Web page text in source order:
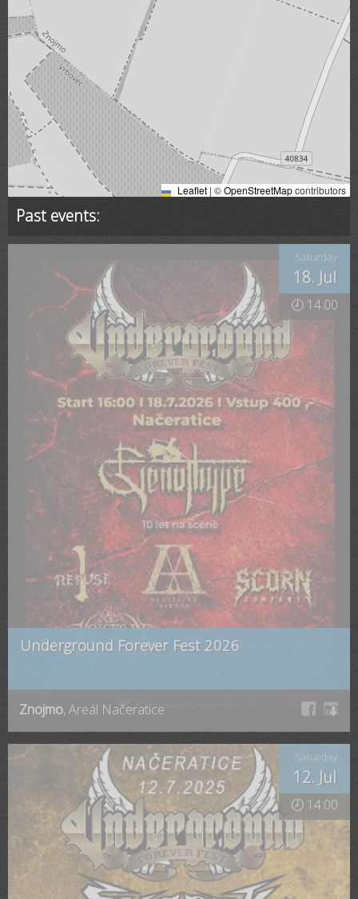
Leaflet | ©OpenStreetMapcontributors
Past events:
Saturday
18. Jul
🕗 14:00
Underground Forever Fest 2026
Znojmo, Areál Načeratice
Saturday
12. Jul
🕗 14:00